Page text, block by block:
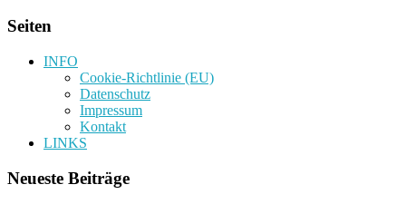
Seiten
INFO
Cookie-Richtlinie (EU)
Datenschutz
Impressum
Kontakt
LINKS
Neueste Beiträge